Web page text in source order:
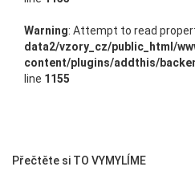
Warning: Attempt to read
data2/vzory_cz/public_html/
content/plugins/addthis/
line 1155
Přečtěte si TO VYMYLÍME